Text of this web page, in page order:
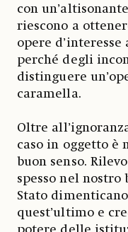
con
riescono a
opere
perché degli
distinguere
caramella.
Oltre
caso in oggetto è
buon senso.
spesso nel
Stato
quest’ultimo e